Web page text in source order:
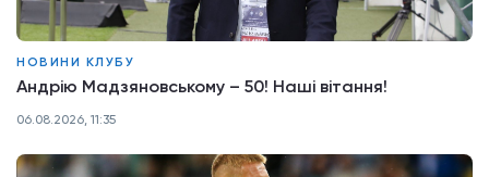
НОВИНИ КЛУБУ
Андрію Мадзяновському – 50! Наші вітання!
06.08.2026, 11:35